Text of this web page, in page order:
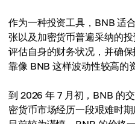
作为一种投资工具，BNB 适
张以及加密货币普遍采纳的
评估自身的财务状况，并确
靠像 BNB 这样波动性较高的
到 2026 年 7 月初，BNB 的
密货币市场经历一段艰难时